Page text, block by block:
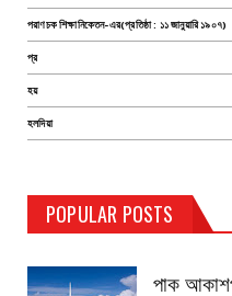
পরাণচক শিক্ষানিকেতন-এর(প্রতিষ্ঠা : ১১ জানুয়ারি ১৯০৭)
প্র
হয়
হলদিয়া
POPULAR POSTS
TEST PAGE
Haldia Bandar
পাক